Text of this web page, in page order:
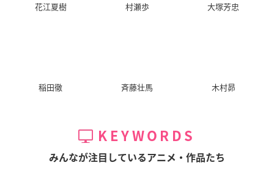
花江夏樹 村瀬歩 大塚芳忠
稲田徹 斉藤壮馬 木村昴
KEYWORDS
みんなが注目しているアニメ・作品たち